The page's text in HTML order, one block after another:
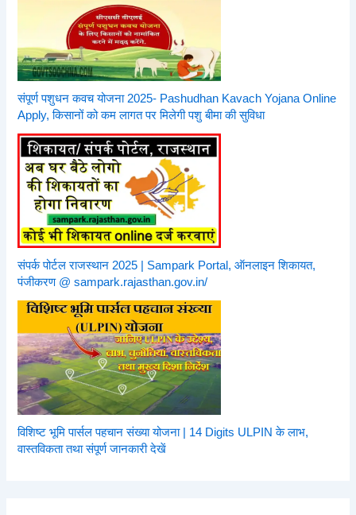
संपूर्ण पशुधन कवच योजना 2025- Pashudhan Kavach Yojana Online
Apply, किसानों को कम लागत पर मिलेगी पशु बीमा की सुविधा
संपर्क पोर्टल राजस्थान 2025 | Sampark Portal, ऑनलाइन शिकायत,
पंजीकरण @ sampark.rajasthan.gov.in/
विशिष्ट भूमि पार्सल पहचान संख्या योजना | 14 Digits ULPIN के लाभ,
वास्तविकता तथा संपूर्ण जानकारी देखें